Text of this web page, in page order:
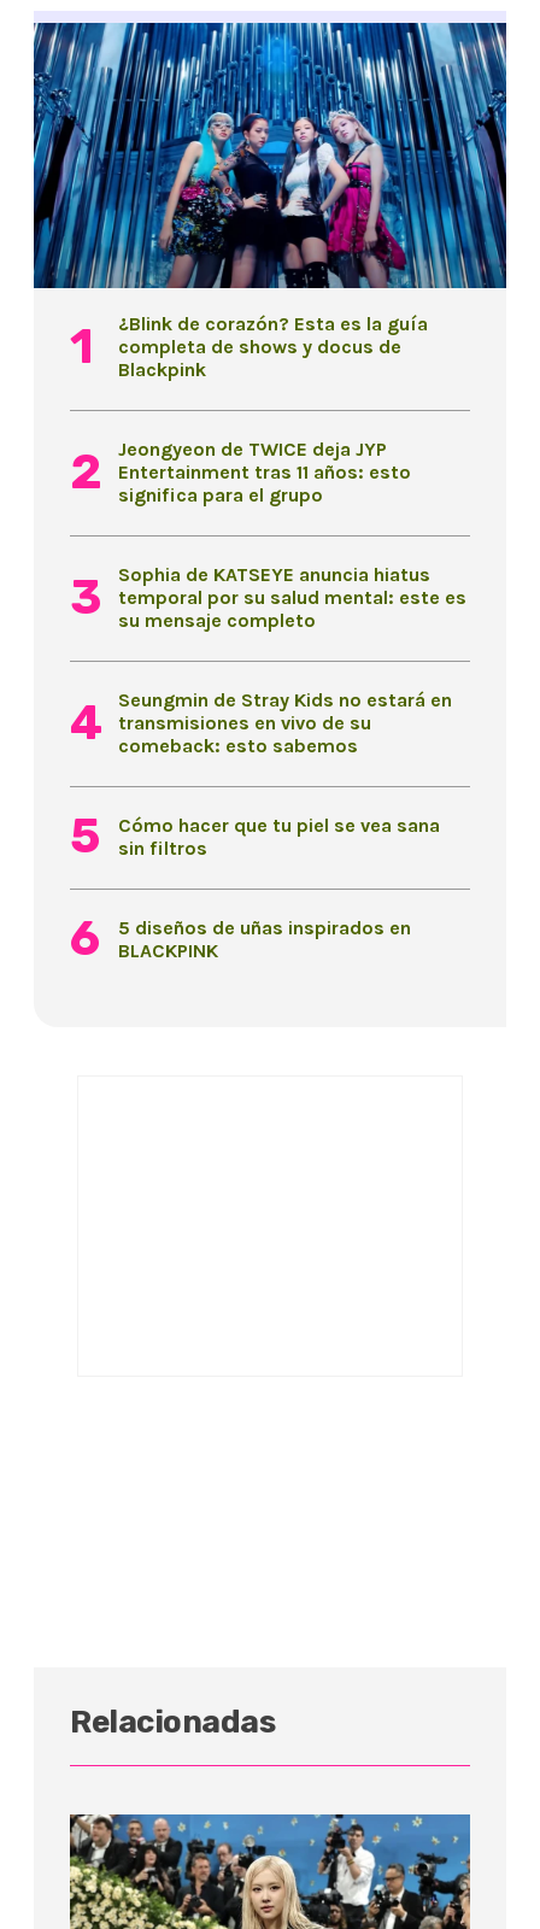
¿Blink de corazón? Esta es la guía
completa de shows y docus de
Blackpink
Jeongyeon de TWICE deja JYP
Entertainment tras 11 años: esto
significa para el grupo
Sophia de KATSEYE anuncia hiatus
temporal por su salud mental: este es
su mensaje completo
Seungmin de Stray Kids no estará en
transmisiones en vivo de su
comeback: esto sabemos
Cómo hacer que tu piel se vea sana
sin filtros
5 diseños de uñas inspirados en
BLACKPINK
Relacionadas